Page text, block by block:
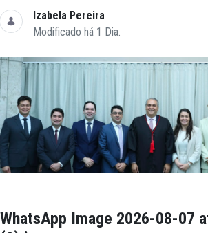
Izabela Pereira
Modificado há 1 Dia.
WhatsApp Image 2026-08-07